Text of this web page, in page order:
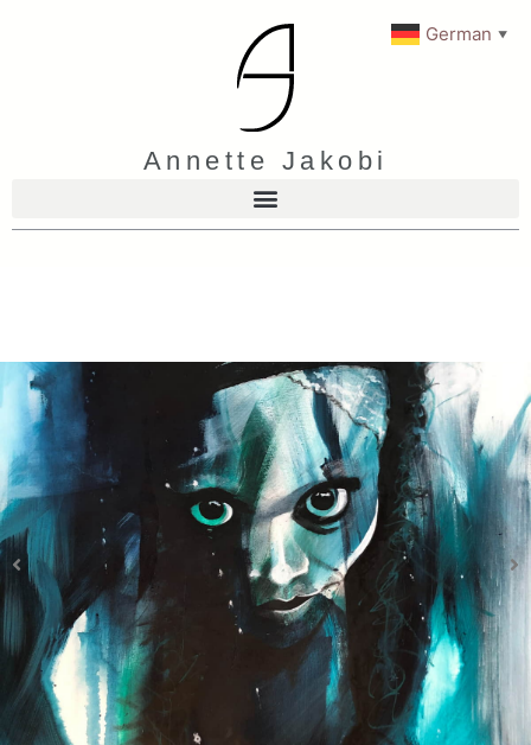
Annette Jakobi
Bildausschnitt
Bildausschnitt
Bildausschnitt
Bildausschnitt
German ▼